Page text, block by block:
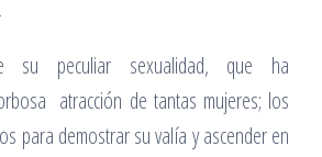
su peculiar sexualidad, que ha
atracción de tantas mujeres; los
para demostrar su valía y ascender en